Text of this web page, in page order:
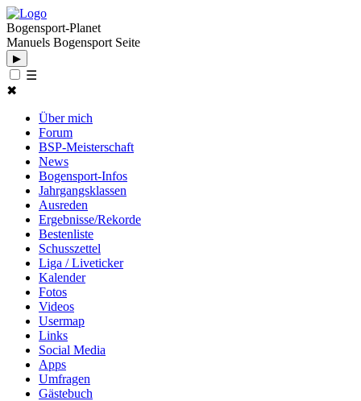
Bogensport-Planet
Manuels Bogensport Seite
▶
☰
✖
Über mich
Forum
BSP-Meisterschaft
News
Bogensport-Infos
Jahrgangsklassen
Ausreden
Ergebnisse/Rekorde
Bestenliste
Schusszettel
Liga / Liveticker
Kalender
Fotos
Videos
Usermap
Links
Social Media
Apps
Umfragen
Gästebuch